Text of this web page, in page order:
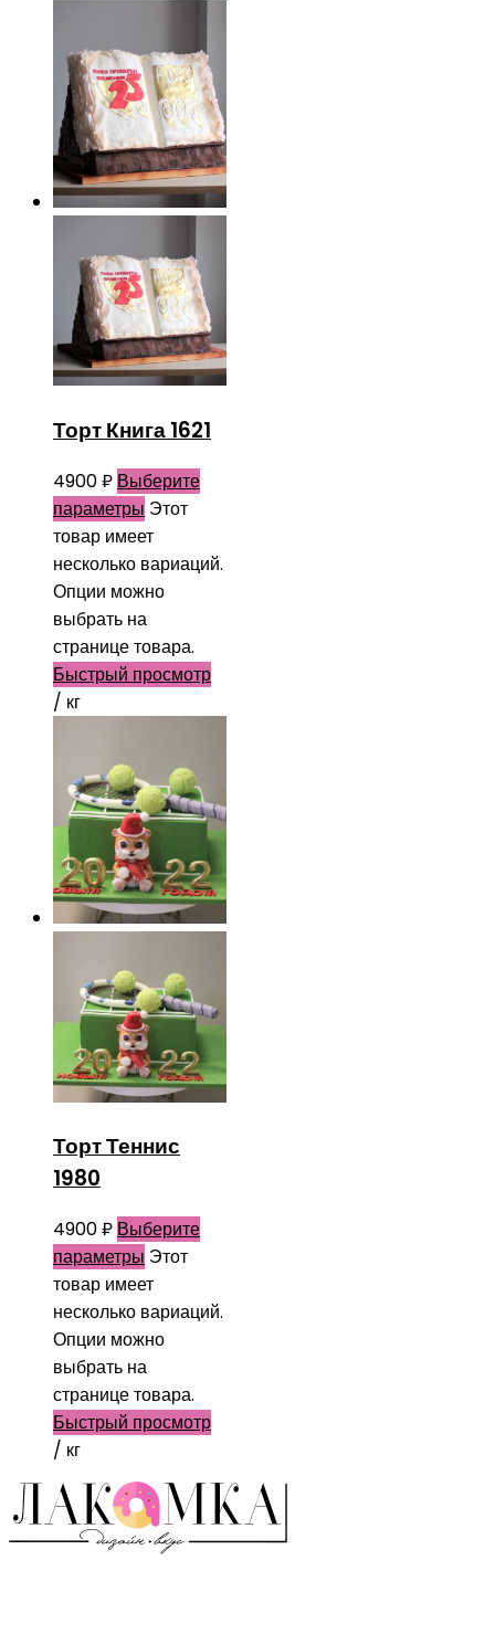
Торт Книга 1621
4900₽ Выберите
параметры Этот
товар имеет
несколько вариаций.
Опции можно
выбрать на
странице товара.
Быстрый просмотр
/ кг
Торт Теннис
1980
4900₽ Выберите
параметры Этот
товар имеет
несколько вариаций.
Опции можно
выбрать на
странице товара.
Быстрый просмотр
/ кг